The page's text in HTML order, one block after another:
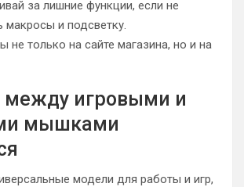
за лишние функции, если не
макросы и подсветку.
не только на сайте магазина, но и на
между игровыми и
мышками
модели для работы и игр,